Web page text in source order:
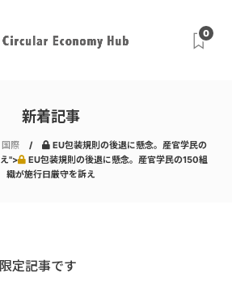
0
新着記事
国際
EU包装規則の後退に懸念。産官学民の
">
EU包装規則の後退に懸念。産官学民の150組
織が施行日厳守を訴え
定記事です